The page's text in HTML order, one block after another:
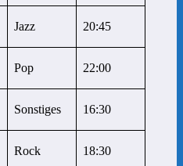
Jazz 20:45
Pop 22:00
Sonstiges 16:30
Rock 18:30